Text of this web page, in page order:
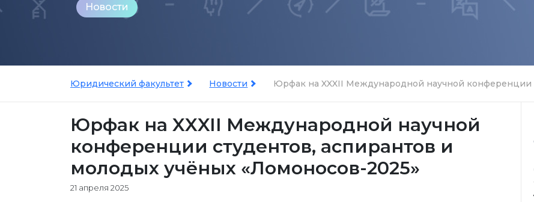
Новости
Юридический факультет Новости Юрфак на XXXII Международной научной конференции
Юрфак на XXXII Международной научной
конференции студентов, аспирантов и
молодых учёных «Ломоносов-2025»
21 апреля 2025